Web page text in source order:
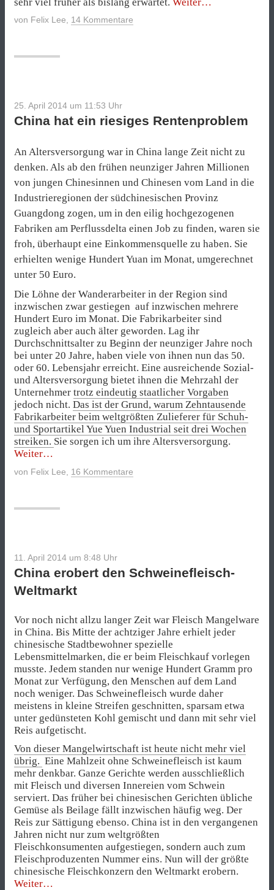
von Felix Lee 14 Kommentare
25. April 2014 um 11:53 Uhr
China hat ein riesiges Rentenproblem
An Altersversorgung war in China lange Zeit nicht zu
denken. Als ab den frühen neunziger Jahren Millionen
von jungen Chinesinnen und Chinesen vom Land in die
Industrieregionen der südchinesischen Provinz
Guangdong zogen, um in den eilig hochgezogenen
Fabriken am Perflussdelta einen Job zu finden, waren sie
froh, überhaupt eine Einkommensquelle zu haben. Sie
erhielten wenige Hundert Yuan im Monat, umgerechnet
unter 50 Euro.
Die Löhne der Wanderarbeiter in der Region sind
inzwischen zwar gestiegen auf inzwischen mehrere
Hundert Euro im Monat. Die Fabrikarbeiter sind
zugleich aber auch älter geworden. Lag ihr
Durchschnittsalter zu Beginn der neunziger Jahre noch
bei unter 20 Jahre, haben viele von ihnen nun das 50.
oder 60. Lebensjahr erreicht. Eine ausreichende Sozial-
und Altersversorgung bietet ihnen die Mehrzahl der
Unternehmer trotz eindeutig staatlicher Vorgaben
jedoch nicht. Das ist der Grund, warum Zehntausende
Fabrikarbeiter beim weltgrößten Zulieferer für Schuh-
und Sportartikel Yue Yuen Industrial seit drei Wochen
streiken. Sie sorgen ich um ihre Altersversorgung.
Weiter„China
ein
von Felix Lee 16 Kommentare
11. April 2014 um 8:48 Uhr
China erobert den Schweinefleisch-
Weltmarkt
Vor noch nicht allzu langer Zeit war Fleisch Mangelware
in China. Bis Mitte der achtziger Jahre erhielt jeder
chinesische Stadtbewohner spezielle
Lebensmittelmarken, die er beim Fleischkauf vorlegen
musste. Jedem standen nur wenige Hundert Gramm pro
Monat zur Verfügung, den Menschen auf dem Land
noch weniger. Das Schweinefleisch wurde daher
meistens in kleine Streifen geschnitten, sparsam etwa
unter gedünsteten Kohl gemischt und dann mit sehr viel
Reis aufgetischt.
Von dieser Mangelwirtschaft ist heute nicht mehr viel
übrig. Eine Mahlzeit ohne Schweinefleisch ist kaum
mehr denkbar. Ganze Gerichte werden ausschließlich
mit Fleisch und diversen Innereien vom Schwein
serviert. Das früher bei chinesischen Gerichten übliche
Gemüse als Beilage fällt inzwischen häufig weg. Der
Reis zur Sättigung ebenso. China ist in den vergangenen
Jahren nicht nur zum weltgrößten
Fleischkonsumenten aufgestiegen, sondern auch zum
Fleischproduzenten Nummer eins. Nun will der größte
chinesische Fleischkonzern den Weltmarkt erobern.
Weiter„China